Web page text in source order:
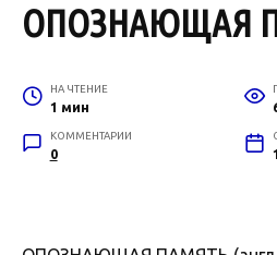
ОПОЗНАЮЩАЯ
НА ЧТЕНИЕ
1 мин
КОММЕНТАРИИ
0